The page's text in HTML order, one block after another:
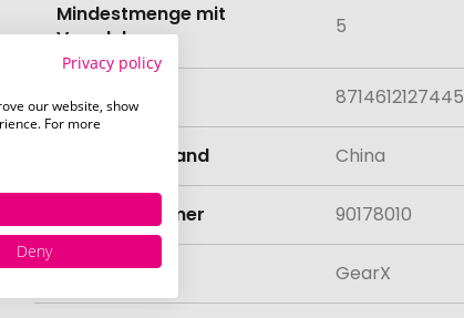
Mindestmenge mit
Veredelung
5
EAN 8714612127445
Herstellungsland China
Zolltarifnummer 90178010
Marke GearX
Privacy policy
our website, show
For more
Deny